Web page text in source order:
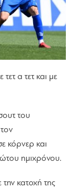
α τετ και με
του
κόρνερ και
ημιχρόνου.
κατοχή της